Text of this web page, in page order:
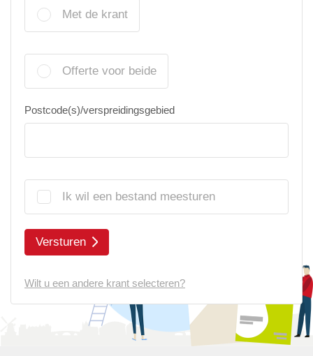
Met de krant
Offerte voor beide
Postcode(s)/verspreidingsgebied
Ik wil een bestand meesturen
Versturen
Wilt u een andere krant selecteren?